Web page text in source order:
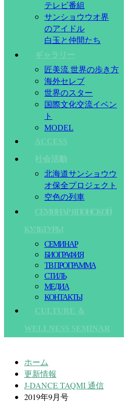
テレビ番組
サンショウウオ界
のアイドル
白玉と仲間たち
ギャラリー
匠美流 世界の歩き方
海外セレブ
世界のスター
国際文化交流イベン
ト
MODEL
ACCESS
社会活動
北海道サンショウウ
オ保全プロジェクト
空色の列車
СЕМИНАР ЯПОНСКОЙ
КУЛЬТУРЫ
СЕМИНАР
БИОГРАФИЯ
ТВ ПРОГРАММА
СТИЛЬ
МЕДИА
КОНТАКТЫ
CULTURE ＆
WELLNESS SEMINAR
ホーム
更新情報
J-DANCE TAQMI 通信
2019年9月号